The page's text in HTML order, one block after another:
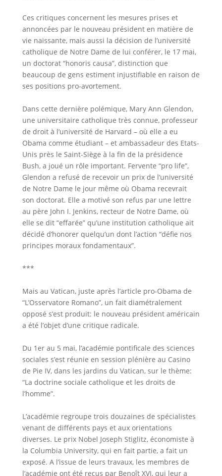
Ces critiques concernent les mesures prises et
annoncées par le nouveau président en matière de
vie naissante, mais aussi la décision de l’université
catholique de Notre Dame de lui conférer, le 17 mai,
un doctorat “honoris causa”, distinction que
beaucoup de gens estiment injustifiable en raison de
ses positions pro-avortement.
Dans cette dernière polémique, Mary Ann Glendon,
une universitaire catholique très connue, professeur
de droit à l’université de Harvard – où elle a eu
Obama comme étudiant – et ambassadeur des Etats-
Unis près le Saint-Siège à la fin de la présidence
Bush, a joué un rôle important. Fervente “pro life”,
Glendon a refusé de recevoir un prix de l’université
de Notre Dame le jour même où Obama recevrait
son doctorat. Elle a motivé son refus par une lettre
au père John I. Jenkins, recteur de Notre Dame, où
elle se dit “effarée” qu’une institution catholique ait
décidé d’honorer quelqu’un dont l’action “défie nos
principes moraux fondamentaux”.
***
Mais au Vatican, juste après l’article pro-Obama de
“L’Osservatore Romano”, un fait diamétralement
opposé s’est produit: le nouveau président américain
a été l’objet d’une critique radicale.
Du 1er au 5 mai, l’académie pontificale des sciences
sociales s’est réunie en session plénière au Casino
de Pie IV, dans les jardins du Vatican, sur le thème:
“La doctrine sociale catholique et les droits de
l’homme”.
L’académie regroupe trois douzaines de spécialistes
venant de différents pays et aux orientations
diverses. Le prix Nobel Joseph Stiglitz, économiste à
la Columbia University, qui en fait partie, a fait un
exposé. A l’issue de leurs travaux, les membres de
l’académie ont été reçus par Benoît XVI, qui leur a